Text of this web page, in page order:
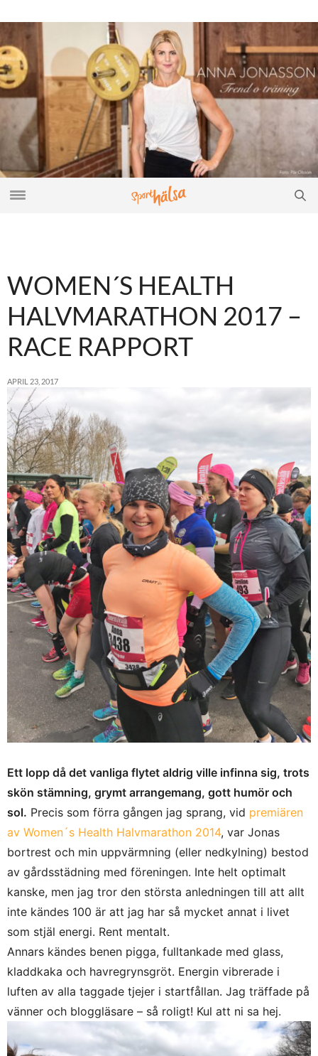
WOMEN´S HEALTH
HALVMARATHON 2017 –
RACE RAPPORT
APRIL 23, 2017
Ett lopp då det vanliga flytet aldrig ville infinna sig, trots
skön stämning, grymt arrangemang, gott humör och
sol. Precis som förra gången jag sprang, vid premiären
av Women´s Health Halvmarathon 2014, var Jonas
bortrest och min uppvärmning (eller nedkylning) bestod
av gårdsstädning med föreningen. Inte helt optimalt
kanske, men jag tror den största anledningen till att allt
inte kändes 100 är att jag har så mycket annat i livet
som stjäl energi. Rent mentalt.
Annars kändes benen pigga, fulltankade med glass,
kladdkaka och havregrynsgröt. Energin vibrerade i
luften av alla taggade tjejer i startfållan. Jag träffade på
vänner och bloggläsare – så roligt! Kul att ni sa hej.